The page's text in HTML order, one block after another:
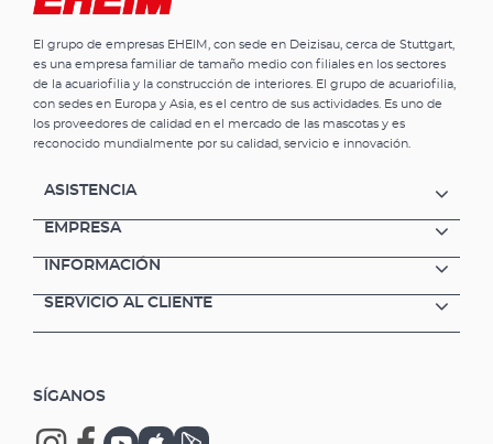
El grupo de empresas EHEIM, con sede en Deizisau, cerca de Stuttgart,
es una empresa familiar de tamaño medio con filiales en los sectores
de la acuariofilia y la construcción de interiores. El grupo de acuariofilia,
con sedes en Europa y Asia, es el centro de sus actividades. Es uno de
los proveedores de calidad en el mercado de las mascotas y es
reconocido mundialmente por su calidad, servicio e innovación.
ASISTENCIA
EMPRESA
INFORMACIÓN
SERVICIO AL CLIENTE
SÍGANOS